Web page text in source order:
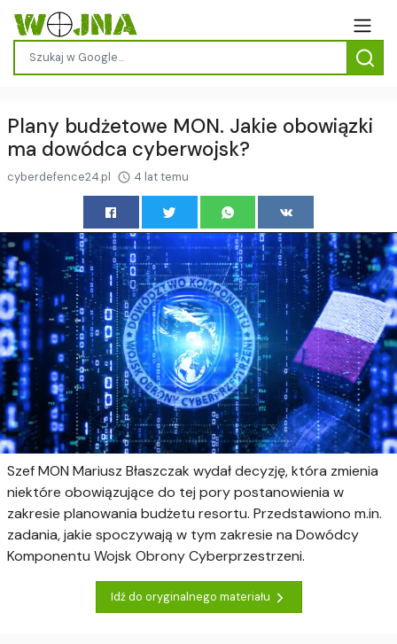
Plany budżetowe MON. Jakie obowiązki
ma dowódca cyberwojsk?
cyberdefence24.pl 4 lat temu
Szef MON Mariusz Błaszczak wydał decyzję, która zmienia
niektóre obowiązujące do tej pory postanowienia w
zakresie planowania budżetu resortu. Przedstawiono m.in.
zadania, jakie spoczywają w tym zakresie na Dowódcy
Komponentu Wojsk Obrony Cyberprzestrzeni.
Idź do oryginalnego materiału